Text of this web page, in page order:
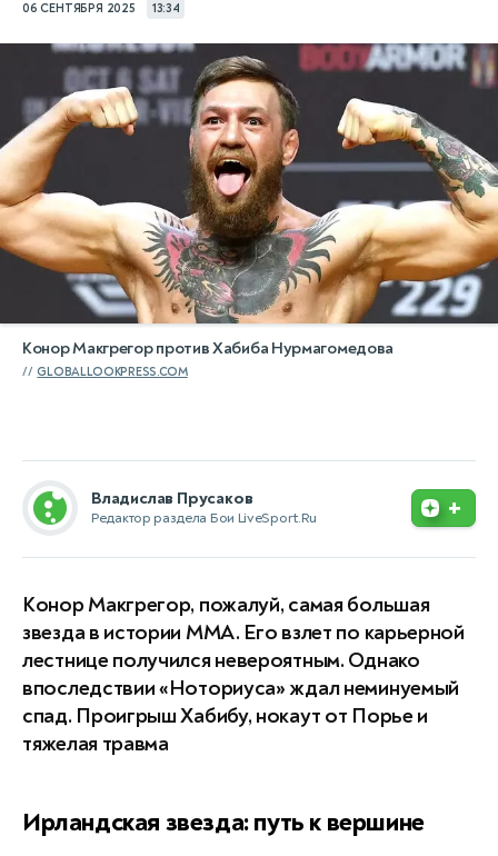
06 СЕНТЯБРЯ 2025 13:34
Конор Макгрегор против Хабиба Нурмагомедова
GLOBALLOOKPRESS.COM
Владислав Прусаков
Редактор раздела Бои LiveSport.Ru +
Конор Макгрегор, пожалуй, самая большая
звезда в истории ММА. Его взлет по карьерной
лестнице получился невероятным. Однако
впоследствии «Ноториуса» ждал неминуемый
спад. Проигрыш Хабибу, нокаут от Порье и
тяжелая травма
Ирландская звезда: путь к вершине